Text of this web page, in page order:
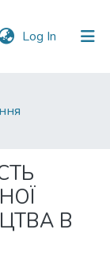
Log In (current)
В